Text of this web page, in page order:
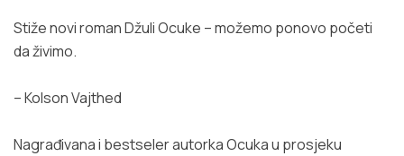
Stiže novi roman Džuli Ocuke – možemo ponovo početi
da živimo.
–Kolson Vajthed
Nagrađivana i bestseler autorka Ocuka u prosjeku